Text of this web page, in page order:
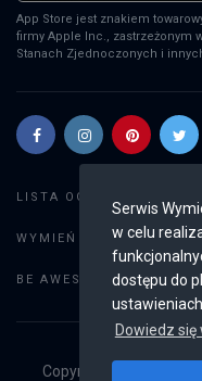
Serwis
w celu
dostępu do
Dowiedz się
App Store jest znakiem
firmy Apple Inc., zastrzeżonym
Stanach Zjednoczonych i
LISTA OGŁOSZEŃ:
WYMIEŃ GRY: Dodaj
BE AWESOME:
Copyright © 2019 -